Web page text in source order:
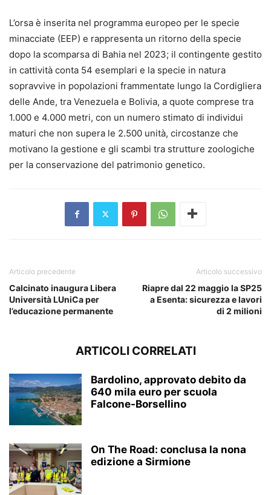
L’orsa è inserita nel programma europeo per le specie
minacciate (EEP) e rappresenta un ritorno della specie
dopo la scomparsa di Bahia nel 2023; il contingente gestito
in cattività conta 54 esemplari e la specie in natura
sopravvive in popolazioni frammentate lungo la Cordigliera
delle Ande, tra Venezuela e Bolivia, a quote comprese tra
1.000 e 4.000 metri, con un numero stimato di individui
maturi che non supera le 2.500 unità, circostanze che
motivano la gestione e gli scambi tra strutture zoologiche
per la conservazione del patrimonio genetico.
Articolo precedente
Calcinato inaugura Libera
Università LUniCa per
l’educazione permanente
Articolo successivo
Riapre dal 22 maggio la SP25
a Esenta: sicurezza e lavori
di 2 milioni
ARTICOLI CORRELATI
Bardolino, approvato debito da
640 mila euro per scuola
Falcone-Borsellino
On The Road: conclusa la nona
edizione a Sirmione